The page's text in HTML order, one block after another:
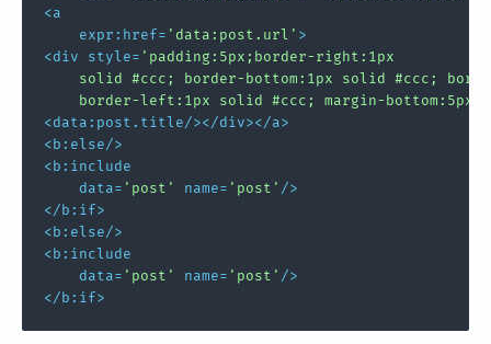
<a
expr:href= 'data:post.url' >
<div style= 'padding:5px;border-right:1px
solid #ccc; border-bottom:1px solid #ccc;
border-left:1px solid #ccc; margin-
<data:post.title/></div></a>
<b:else/>
<b:include
data= 'post' name= 'post' />
</b:if>
<b:else/>
<b:include
data= 'post' name= 'post' />
</b:if>